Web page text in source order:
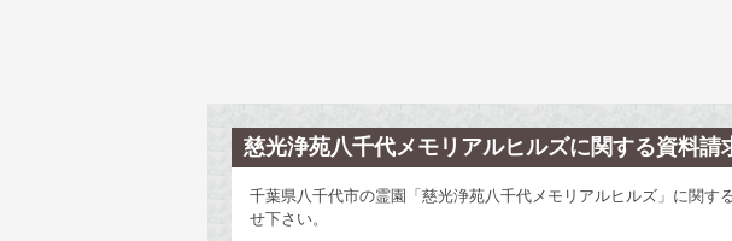
慈光浄苑八千代メモリアルヒルズに関する資料請
千葉県八千代市の霊園「慈光浄苑八千代メモリアルヒルズ」に関す
せ下さい。